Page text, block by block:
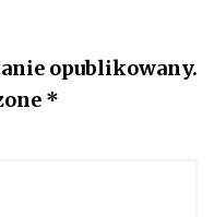
opublikowany.
*